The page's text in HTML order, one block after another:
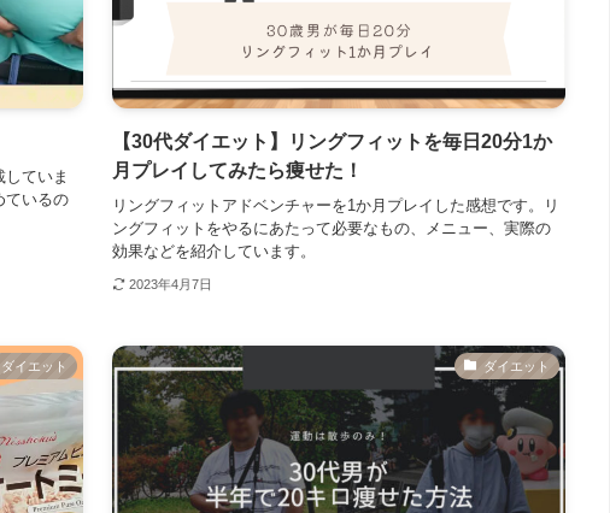
ていま
ているの
【30代ダイエット】リングフィットを毎日20分1か
月プレイしてみたら痩せた！
リングフィットアドベンチャーを1か月プレイした感想です。リ
ングフィットをやるにあたって必要なもの、メニュー、実際の
効果などを紹介しています。
2023年4月7日
ダイエット ダイエット